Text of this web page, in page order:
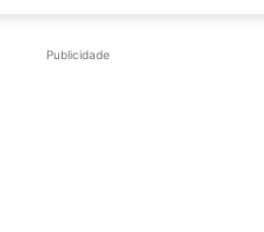
Publicidade